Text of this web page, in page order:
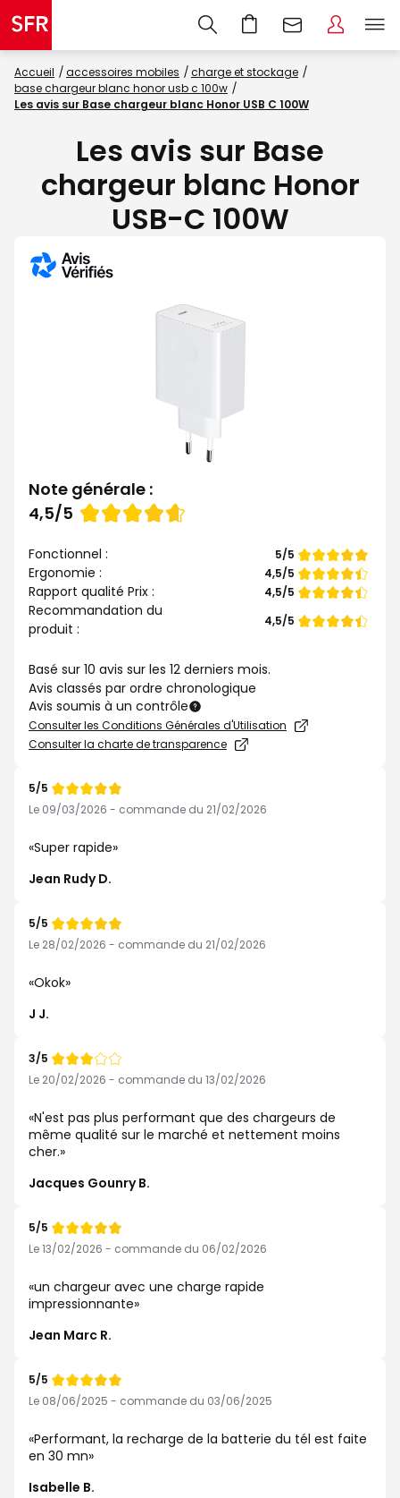
Accueil accessoires mobiles
charge et stockage
base chargeur blanc honor usb c 100w
Les avis sur Base chargeur blanc Honor USB C 100W
Les avis sur Base
chargeur blanc Honor
USB-C 100W
Note générale :
Note
4,5/5
Fonctionnel :
Note
de
5/5
Ergonomie :
Note
de
4,5/5
Rapport qualité Prix :
Note
4,5/5
Recommandation du
produit :
Note
4,5/5
Basé sur 10 avis sur les 12 derniers mois.
Avis classés par ordre chronologique
Avis soumis à un contrôle
Consulter les Conditions Générales d'Utilisation
Consulter la charte de transparence
Note
de
5/5
Le 09/03/2026 - commande du 21/02/2026
Super rapide
Jean Rudy D.
Note
de
5/5
Le 28/02/2026 - commande du 21/02/2026
Okok
J J.
Note
de
3/5
Le 20/02/2026 - commande du 13/02/2026
N'est pas plus performant que des chargeurs de
même qualité sur le marché et nettement moins
cher.
Jacques Gounry B.
Note
de
5/5
Le 13/02/2026 - commande du 06/02/2026
un chargeur avec une charge rapide
impressionnante
Jean Marc R.
Note
de
5/5
Le 08/06/2025 - commande du 03/06/2025
Performant, la recharge de la batterie du tél est faite
en 30 mn
Isabelle B.